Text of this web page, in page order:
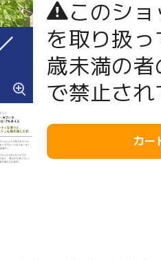
このシ
を取り扱
歳未満の者
で禁止され
カー